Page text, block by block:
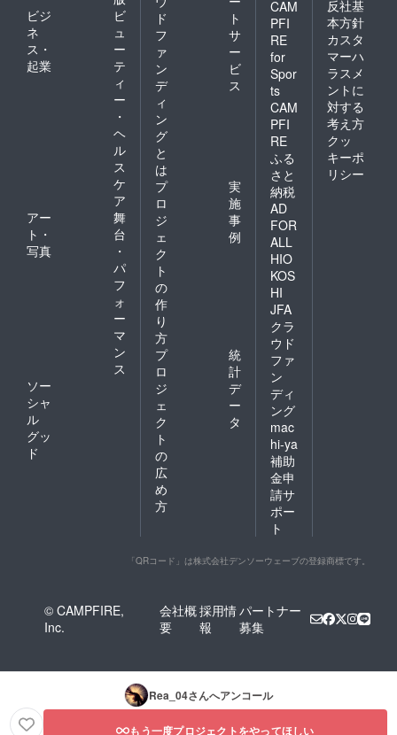
ビジ
ネ
ス・
起業
ビ
ュ
ー
テ
ィ
ー
・
ヘ
ル
ス
ケ
ア
アー
ト・
写真
舞
台
・
パ
フ
ォ
ー
マ
ン
ス
ソー
シャ
ル
グッ
ド
ド
フ
ァ
ン
デ
ィ
ン
グ
と
は
ト
サ
ー
ビ
ス
プ
ロ
ジ
ェ
ク
ト
の
作
り
方
実
施
事
例
プ
ロ
ジ
ェ
ク
ト
の
広
め
方
統
計
デ
ー
タ
CAM
PFI
RE
for
Spor
ts
CAM
PFI
RE
ふる
さと
納税
AD
FOR
ALL
HIO
KOS
HI
JFA
クラ
ウド
ファ
ン
ディ
ング
mac
hi-ya
補助
金申
請サ
ポー
ト
反社基
本方針
カスタ
マーハ
ラスメ
ントに
対する
考え方
クッ
キーポ
リシー
「QRコード」は株式会社デンソーウェーブの登録商標です。
© CAMPFIRE,
Inc.
会社概
要
採用情
報
パートナー
募集
Rea_04さんへアンコール
もう一度プロジェクトをやってほしい